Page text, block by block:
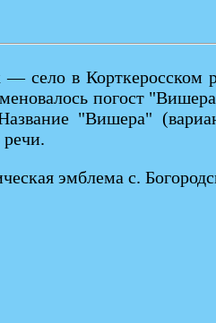
— село в
погост
"Вишера"
речи.
эмблема с.